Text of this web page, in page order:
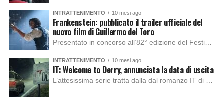
INTRATTENIMENTO 10 mesi ago
Frankenstein: pubblicato il trailer ufficiale del
nuovo film di Guillermo del Toro
INTRATTENIMENTO 10 mesi ago
IT: Welcome to Derry, annunciata la data di uscita